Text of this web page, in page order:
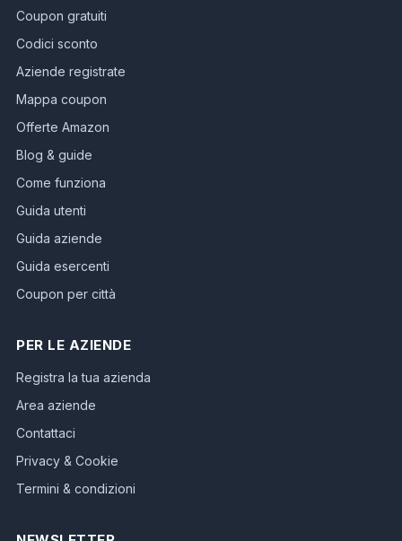
Coupon gratuiti
Codici sconto
Aziende registrate
Mappa coupon
Offerte Amazon
Blog & guide
Come funziona
Guida utenti
Guida aziende
Guida esercenti
Coupon per città
PER LE AZIENDE
Registra la tua azienda
Area aziende
Contattaci
Privacy & Cookie
Termini & condizioni